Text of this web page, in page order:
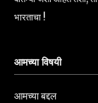
भारताचा !
आमच्या विषयी
आमच्या बद्दल